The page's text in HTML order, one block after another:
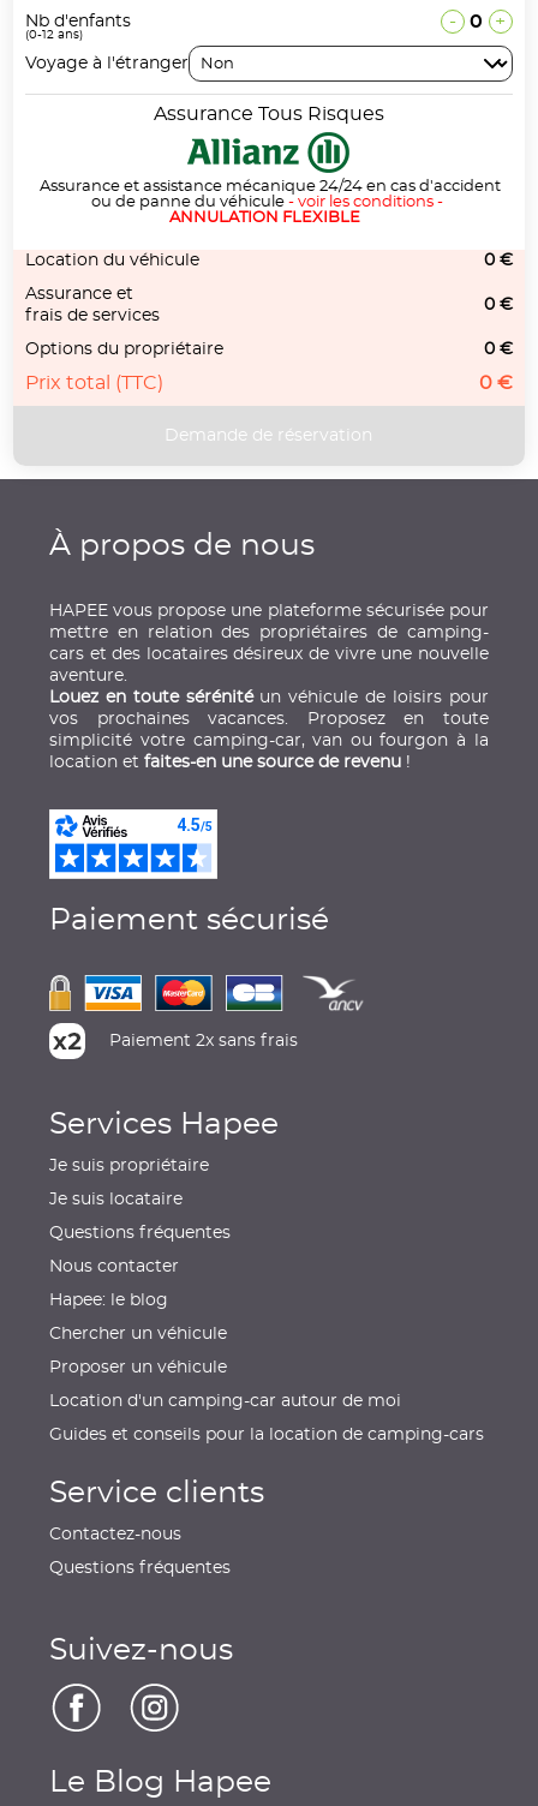
Nb d'enfants
(0-12 ans)
- 0 +
Voyage à l'étranger
Assurance Tous Risques
Assurance et assistance mécanique 24/24 en cas d'accident
ou de panne du véhicule - voir les conditions-
ANNULATION FLEXIBLE
Location du véhicule
0 €
Assurance et
frais de services
0 €
Options du propriétaire 0 €
Prix total (TTC) 0 €
À propos de nous
HAPEE vous propose une plateforme sécurisée pour
mettre en relation des propriétaires de camping-
cars et des locataires désireux de vivre une nouvelle
aventure.
Louez en toute sérénitéun véhicule de loisirs pour
vos prochaines vacances. Proposez en toute
simplicité votre camping-car, van ou fourgon à la
location etfaites-en une source de revenu !
Paiement sécurisé
Paiement 2x sans frais
Services Hapee
Je suis propriétaire
Je suis locataire
Questions fréquentes
Nous contacter
Hapee: le blog
Chercher un véhicule
Proposer un véhicule
Location d'un camping-car autour de moi
Guides et conseils pour la location de camping-cars
Service clients
Contactez-nous
Questions fréquentes
Suivez-nous
Le Blog Hapee